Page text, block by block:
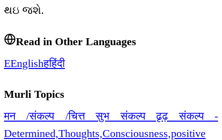
થઇ જશે.
Read in Other Languages
EEnglishहहिंदी
Murli Topics
मन /संकल्प /चित्त सुभ संकल्प ढृढ़ संकल्प -
Determined,Thoughts,Consciousness,positive